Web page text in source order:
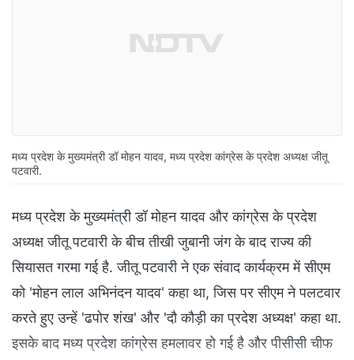
मध्य प्रदेश के मुख्यमंत्री डॉ मोहन यादव, मध्य प्रदेश कांग्रेस के प्रदेश अध्यक्ष जीतू
पटवारी.
मध्य प्रदेश के मुख्यमंत्री डॉ मोहन यादव और कांग्रेस के प्रदेश
अध्यक्ष जीतू पटवारी के बीच तीखी जुबानी जंग के बाद राज्य की
सियासत गरमा गई है. जीतू पटवारी ने एक संवाद कार्यक्रम में सीएम
को 'मोहन लाल अभिनंदन यादव' कहा था, जिस पर सीएम ने पलटवार
करते हुए उन्हें 'ढपोर शंख' और 'दौ कौड़ी का प्रदेश अध्यक्ष' कहा था.
इसके बाद मध्य प्रदेश कांग्रेस हमलावर हो गई है और पीसीसी चीफ